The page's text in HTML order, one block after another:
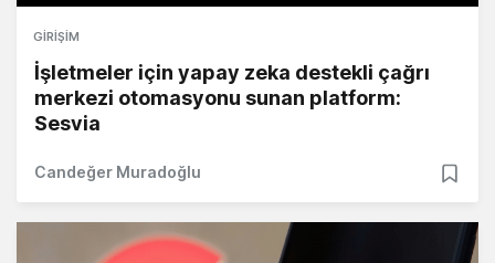
GIRIŞIM
İşletmeler için yapay zeka destekli çağrı
merkezi otomasyonu sunan platform:
Sesvia
Candeğer Muradoğlu